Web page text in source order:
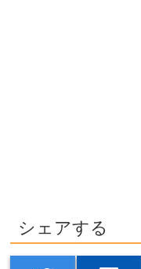
シェアする